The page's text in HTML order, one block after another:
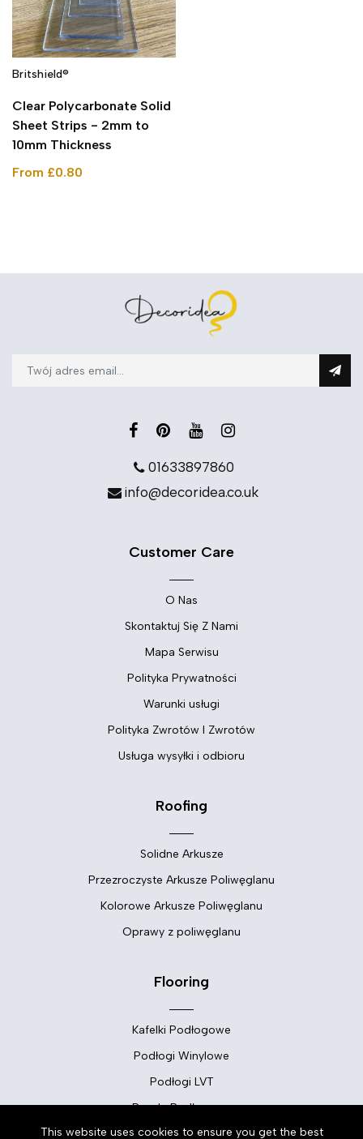
Britshield®
Clear Polycarbonate Solid
Sheet Strips - 2mm to
10mm Thickness
From £0.80
01633897860
info@decoridea.co.uk
Customer Care
O Nas
Skontaktuj Się Z Nami
Mapa Serwisu
Polityka Prywatności
Warunki usługi
Polityka Zwrotów I Zwrotów
Usługa wysyłki i odbioru
Roofing
Solidne Arkusze
Przezroczyste Arkusze Poliwęglanu
Kolorowe Arkusze Poliwęglanu
Oprawy z poliwęglanu
Flooring
Kafelki Podłogowe
Podłogi Winylowe
Podłogi LVT
Panele Podłogowe
Dywany
This website uses cookies to ensure you get the best